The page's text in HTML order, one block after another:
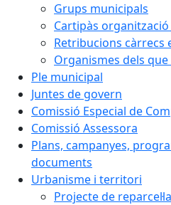
Grups municipals
Cartipàs
Retribucions càrrecs
Organismes dels
Ple municipal
Juntes de govern
Comissió Especial de
Comissió Assessora
Plans, campanyes,
documents
Urbanisme i territori
Projecte de